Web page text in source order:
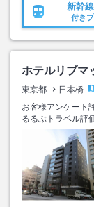
新幹
付き
ホテルリブマ
東京都 日本橋
お客様アンケート
るるぶトラベル評